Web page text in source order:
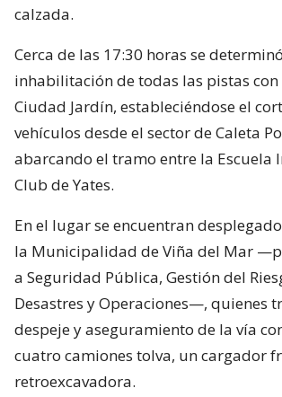
calzada.
Cerca de las 17:30 horas se
inhabilitación de todas las pistas
Ciudad Jardín, estableciéndose el
vehículos desde el sector de Caleta
abarcando el tramo entre la Escuela
Club de Yates.
En el lugar se encuentran
la Municipalidad de Viña del Mar
a Seguridad Pública, Gestión del
Desastres y Operaciones—, quienes
despeje y aseguramiento de la vía
cuatro camiones tolva, un cargador
retroexcavadora.